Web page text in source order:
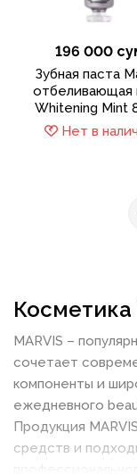
196 000
Зубная паста
отбеливающая
Whitening Mint
Нет в
Косметика
MARVIS –
сочетает
компоненты и
ежедневного
Продукция
средств и